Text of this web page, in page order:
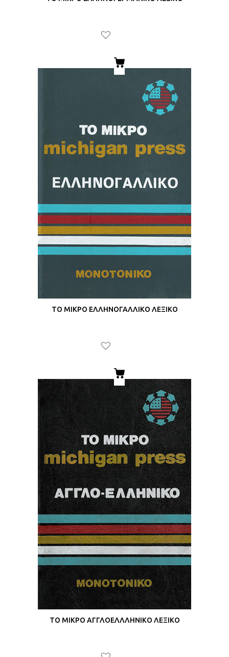
ΤΟ ΜΙΚΡΟ ΕΛΛΗΝΟΓΑΛΛΙΚΟ ΛΕΞΙΚΟ
ΤΟ ΜΙΚΡΟ ΑΓΓΛΟΕΛΛΛΗΝΙΚΟ ΛΕΞΙΚΟ